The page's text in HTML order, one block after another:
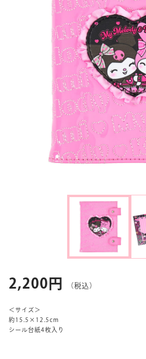
よくあるご質問
2,200円 （税込）
＜サイズ＞
約15.5×12.5cm
シール台紙4枚入り